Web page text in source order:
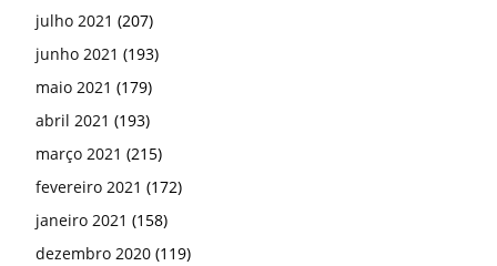
julho 2021 (207)
junho 2021 (193)
maio 2021 (179)
abril 2021 (193)
março 2021 (215)
fevereiro 2021 (172)
janeiro 2021 (158)
dezembro 2020 (119)